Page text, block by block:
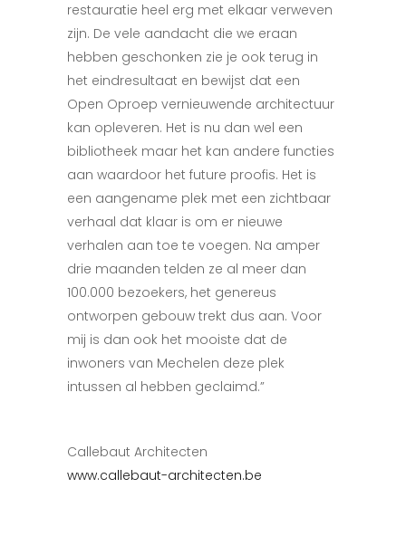
restauratie heel erg met elkaar verweven
zijn. De vele aandacht die we eraan
hebben geschonken zie je ook terug in
het eindresultaat en bewijst dat een
Open Oproep vernieuwende architectuur
kan opleveren. Het is nu dan wel een
bibliotheek maar het kan andere functies
aan waardoor het future proofis. Het is
een aangename plek met een zichtbaar
verhaal dat klaar is om er nieuwe
verhalen aan toe te voegen. Na amper
drie maanden telden ze al meer dan
100.000 bezoekers, het genereus
ontworpen gebouw trekt dus aan. Voor
mij is dan ook het mooiste dat de
inwoners van Mechelen deze plek
intussen al hebben geclaimd.”
Callebaut Architecten
www.callebaut-architecten.be